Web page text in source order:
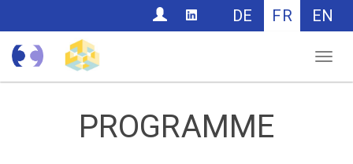
CONTACT DE FR EN
PROGRAMME